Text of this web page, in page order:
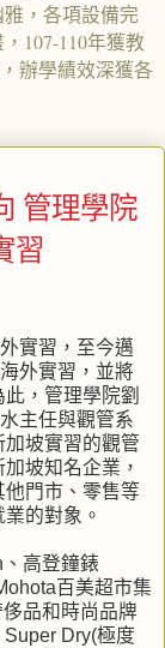
，各項設備完
107-110年獲教
辦學績效深獲各
管理學院
習
實習，至今邁
外實習，並將
，管理學院劉
主任與觀管系
坡實習的觀管
坡知名企業，
門市、零售等
的對象。
高登鐘錶
百美超市集
品和時尚品牌
Dry(極度